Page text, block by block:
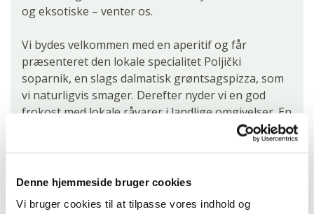
Denne hjemmeside bruger cookies
Vi bruger cookies til at tilpasse vores indhold og
og eksotiske – venter os.
Vi bydes velkommen med en aperitif og får
præsenteret den lokale specialitet Poljički
soparnik, en slags dalmatisk grøntsagspizza, som
vi naturligvis smager. Derefter nyder vi en god
frokost med lokale råvarer i landlige omgivelser. En
dag med smag, traditioner og ægte gæstfrihed –